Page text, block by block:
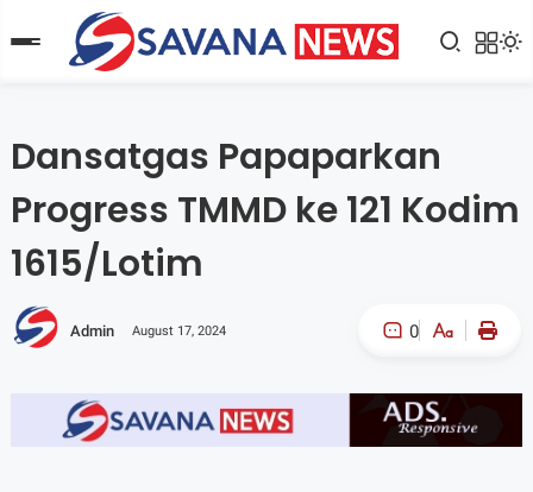
Dansatgas Papaparkan
Progress TMMD ke 121 Kodim
1615/Lotim
Admin August 17, 2024 0
A- A+